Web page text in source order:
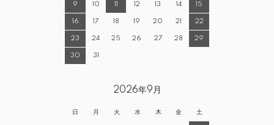
9 10 11 12 13 14 15
16 17 18 19 20 21 22
23 24 25 26 27 28 29
30 31
2026年9月
日 月 火 水 木 金 土